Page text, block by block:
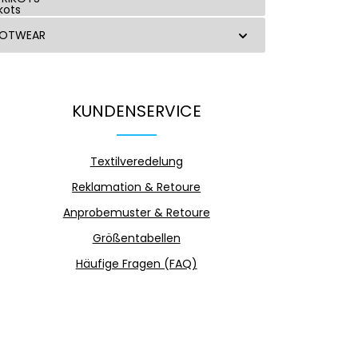
KUNDENSERVICE
Textilveredelung
Reklamation & Retoure
Anprobemuster & Retoure
Größentabellen
Häufige Fragen (FAQ)